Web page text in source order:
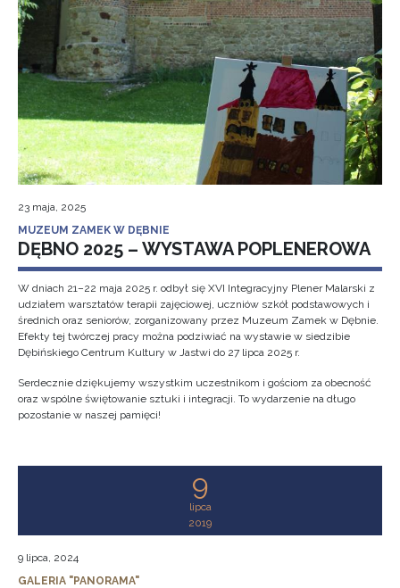
23 maja, 2025
MUZEUM ZAMEK W DĘBNIE
DĘBNO 2025 – WYSTAWA POPLENEROWA
W dniach 21–22 maja 2025 r. odbył się XVI Integracyjny Plener Malarski z
udziałem warsztatów terapii zajęciowej, uczniów szkół podstawowych i
średnich oraz seniorów, zorganizowany przez Muzeum Zamek w Dębnie.
Efekty tej twórczej pracy można podziwiać na wystawie w siedzibie
Dębińskiego Centrum Kultury w Jastwi do 27 lipca 2025 r.
Serdecznie dziękujemy wszystkim uczestnikom i gościom za obecność
oraz wspólne świętowanie sztuki i integracji. To wydarzenie na długo
pozostanie w naszej pamięci!
9
lipca
2019
9 lipca, 2024
GALERIA "PANORAMA"